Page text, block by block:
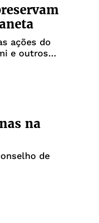
ações do
e outros
na
de